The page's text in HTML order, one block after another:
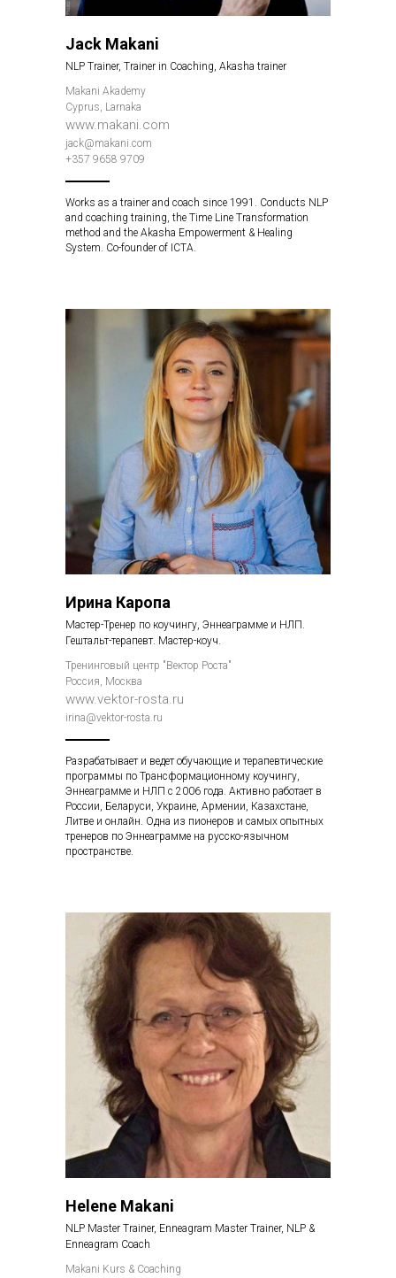
Jack Makani
NLP Trainer, Trainer in Coaching, Akasha trainer
Makani Akademy
Cyprus, Larnaka
www.makani.com
jack@makani.com
+357 9658 9709
Works as a trainer and coach since 1991. Conducts NLP
and coaching training, the Time Line Transformation
method and the Akasha Empowerment & Healing
System. Co-founder of ICTA.
Ирина Каропа
Мастер-Тренер по коучингу, Эннеаграмме и НЛП.
Гештальт-терапевт. Мастер-коуч.
Тренинговый центр "Вектор Роста"
Россия, Москва
www.vektor-rosta.ru
irina@vektor-rosta.ru
Разрабатывает и ведет обучающие и терапевтические
программы по Трансформационному коучингу,
Эннеаграмме и НЛП с 2006 года. Активно работает в
России, Беларуси, Украине, Армении, Казахстане,
Литве и онлайн. Одна из пионеров и самых опытных
тренеров по Эннеаграмме на русско-язычном
пространстве.
Helene Makani
NLP Master Trainer, Enneagram Master Trainer, NLP &
Enneagram Coach
Makani Kurs & Coaching